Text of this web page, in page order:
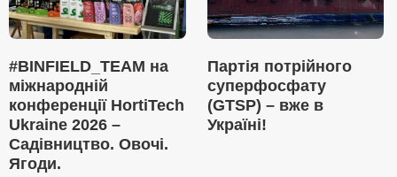
#BINFIELD_TEAM на
міжнародній
конференції HortiTech
Ukraine 2026 –
Садівництво. Овочі.
Ягоди.
Партія потрійного
суперфосфату
(GTSP) – вже в
Україні!